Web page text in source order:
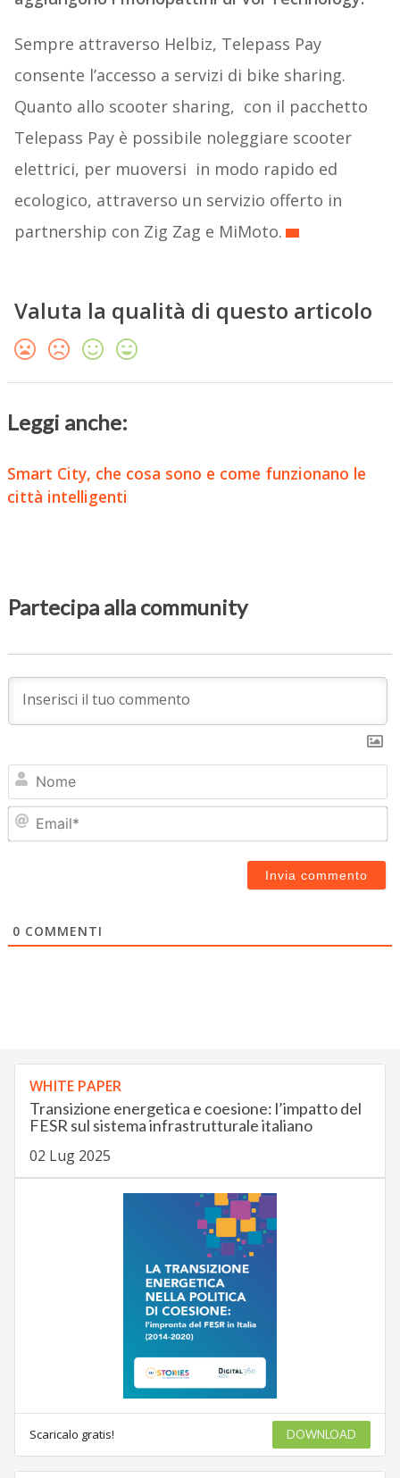
Sempre attraverso Helbiz, Telepass Pay
consente l’accesso a servizi di bike sharing.
Quanto allo scooter sharing, con il pacchetto
Telepass Pay è possibile noleggiare scooter
elettrici, per muoversi in modo rapido ed
ecologico, attraverso un servizio offerto in
partnership con Zig Zag e MiMoto.
Valuta la qualità di questo articolo
Leggi anche:
Smart City, che cosa sono e come funzionano le
città intelligenti
Partecipa alla community
0 COMMENTI
WHITE PAPER
Transizione energetica e coesione: l’impatto del
FESR sul sistema infrastrutturale italiano
02 Lug 2025
Scaricalo gratis! DOWNLOAD